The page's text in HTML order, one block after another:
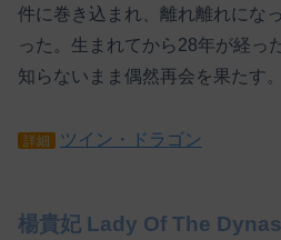
件に巻き込まれ、離れ離れにな
った。生まれてから28年が経っ
知らないまま偶然再会を果たす。
詳細 ツイン・ドラゴン
楊貴妃 Lady Of The